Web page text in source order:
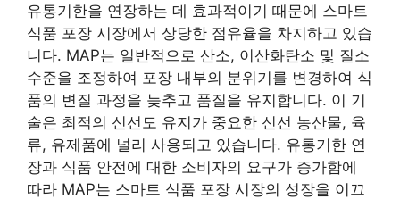
유통기한을 연장하는 데 효과적이기 때문에 스마트
식품 포장 시장에서 상당한 점유율을 차지하고 있습
니다. MAP는 일반적으로 산소, 이산화탄소 및 질소
수준을 조정하여 포장 내부의 분위기를 변경하여 식
품의 변질 과정을 늦추고 품질을 유지합니다. 이 기
술은 최적의 신선도 유지가 중요한 신선 농산물, 육
류, 유제품에 널리 사용되고 있습니다. 유통기한 연
장과 식품 안전에 대한 소비자의 요구가 증가함에
따라 MAP는 스마트 식품 포장 시장의 성장을 이끄